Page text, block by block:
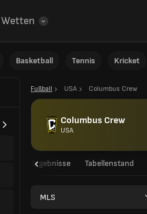
Wetten
Basketball Tennis Kricket
Fußball USA Columbus Crew
Columbus Crew
USA
Ergebnisse Tabellenstand
MLS